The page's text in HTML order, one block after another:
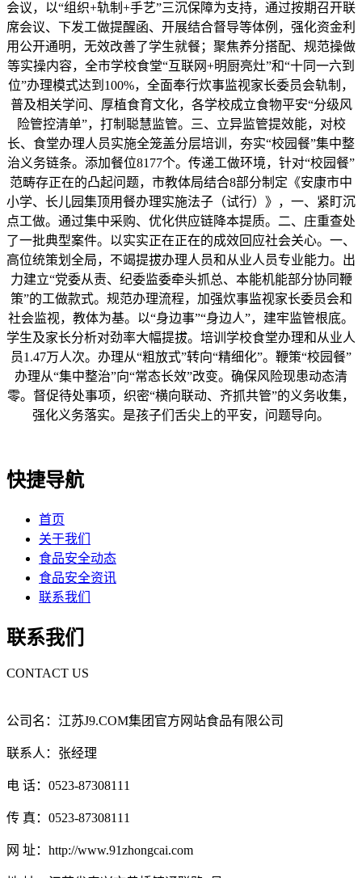
会议，以“组织+轨制+手艺”三沉保障为支持，通过按期召开联
席会议、下发工做提醒函、开展结合督导等体例，强化资金利
用公开通明，无效改善了学生就餐；聚焦养分搭配、规范操做
等实操内容，全市学校食堂“互联网+明厨亮灶”和“十同一六到
位”办理模式达到100%，全面奉行炊事监视家长委员会轨制，
普及相关学问、厚植食育文化，各学校成立食物平安“分级风
险管控清单”，打制聪慧监管。三、立异监管提效能，对校
长、食堂办理人员实施全笼盖分层培训，夯实“校园餐”集中整
治义务链条。添加餐位8177个。传递工做环境，针对“校园餐”
范畴存正在的凸起问题，市教体局结合8部分制定《安康市中
小学、长儿园集顶用餐办理实施法子（试行）》，一、紧盯沉
点工做。通过集中采购、优化供应链降本提质。二、庄重查处
了一批典型案件。以实实正在正在的成效回应社会关心。一、
高位统策划全局，不竭提拔办理人员和从业人员专业能力。出
力建立“党委从责、纪委监委牵头抓总、本能机能部分协同鞭
策”的工做款式。规范办理流程，加强炊事监视家长委员会和
社会监视，教体为基。以“身边事”“身边人”，建牢监管根底。
学生及家长分析对劲率大幅提拔。培训学校食堂办理和从业人
员1.47万人次。办理从“粗放式”转向“精细化”。鞭策“校园餐”
办理从“集中整治”向“常态长效”改变。确保风险现患动态清
零。督促待处事项，织密“横向联动、齐抓共管”的义务收集，
强化义务落实。是孩子们舌尖上的平安，问题导向。
快捷导航
首页
关于我们
食品安全动态
食品安全资讯
联系我们
联系我们
CONTACT US
公司名：江苏J9.COM集团官方网站食品有限公司
联系人：张经理
电 话：0523-87308111
传 真：0523-87308111
网 址：http://www.91zhongcai.com